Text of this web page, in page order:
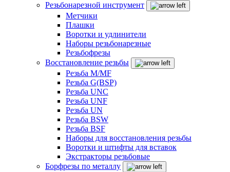
Резьбонарезной инструмент
Метчики
Плашки
Воротки и удлинители
Наборы резьбонарезные
Резьбофрезы
Восстановление резьбы
Резьба M/MF
Резьба G(BSP)
Резьба UNC
Резьба UNF
Резьба UN
Резьба BSW
Резьба BSF
Наборы для восстановления резьбы
Воротки и штифты для вставок
Экстракторы резьбовые
Борфрезы по металлу